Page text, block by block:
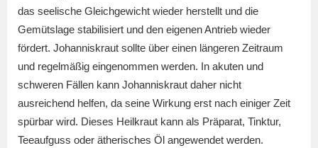
das seelische Gleichgewicht wieder herstellt und die
Gemütslage stabilisiert und den eigenen Antrieb wieder
fördert. Johanniskraut sollte über einen längeren Zeitraum
und regelmäßig eingenommen werden. In akuten und
schweren Fällen kann Johanniskraut daher nicht
ausreichend helfen, da seine Wirkung erst nach einiger Zeit
spürbar wird. Dieses Heilkraut kann als Präparat, Tinktur,
Teeaufguss oder ätherisches Öl angewendet werden.